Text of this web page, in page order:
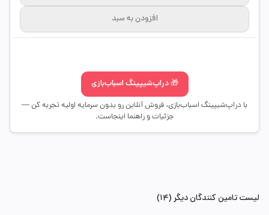
افزودن به سبد
🎁 دراپ‌شیپینگ اسباب‌بازی
با دراپ‌شیپینگ اسباب‌بازی، فروش آنلاین رو بدون سرمایه اولیه تجربه کن —
جزئیات و راهنما اینجاست.
لیست تامین کنندگان دیگر (14)